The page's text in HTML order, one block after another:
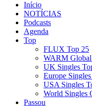
Início
NOTÍCIAS
Podcasts
Agenda
Top
FLUX Top 25
WARM Global
UK Singles
Europe
USA Singles
World Singles
Passou